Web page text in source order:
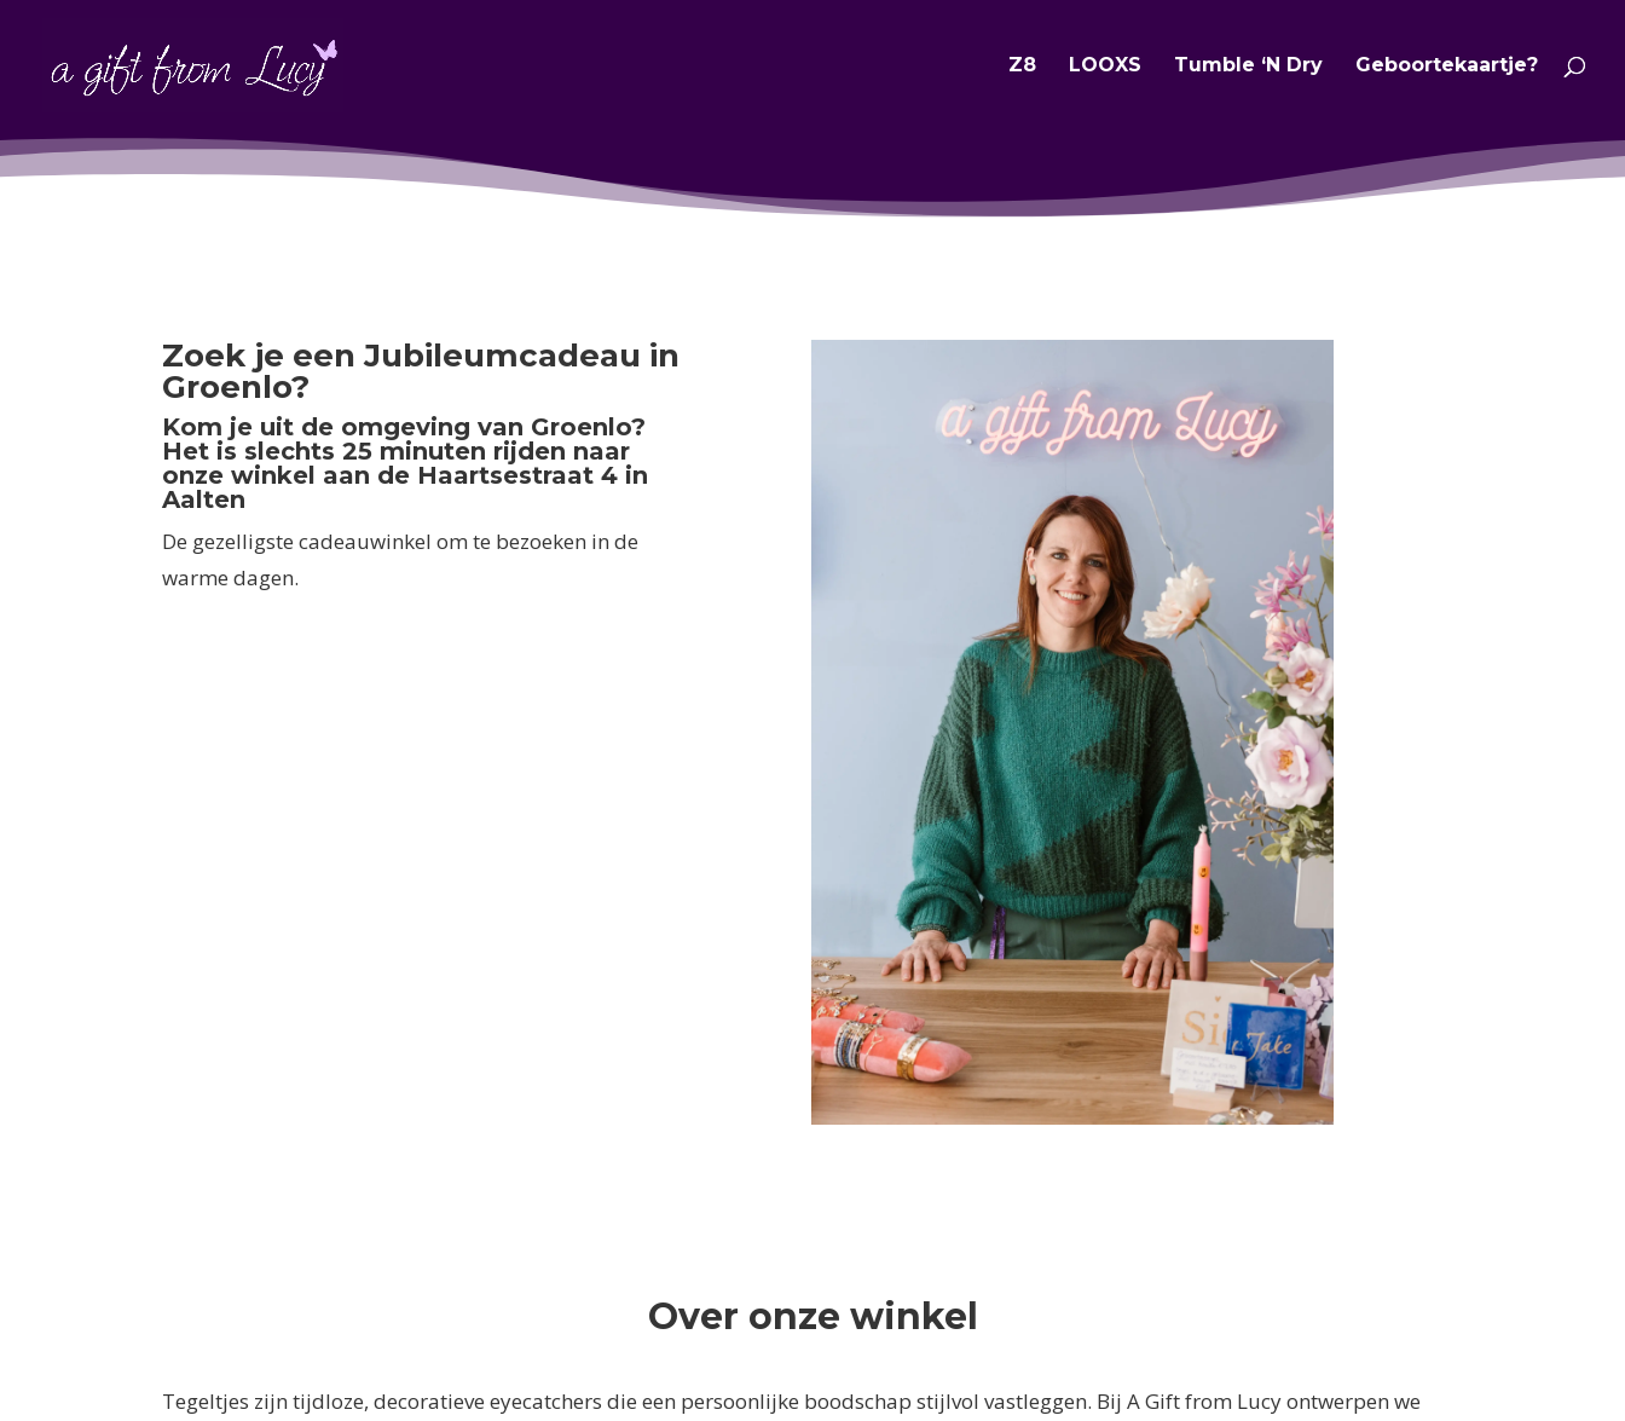
Z8 LOOXS Tumble ‘N Dry Geboortekaartje?
Zoek je een Jubileumcadeau in
Groenlo?
Kom je uit de omgeving van Groenlo?
Het is slechts 25 minuten rijden naar
onze winkel aan de Haartsestraat 4 in
Aalten
De gezelligste cadeauwinkel om te bezoeken in de
warme dagen.
Over onze winkel
Tegeltjes zijn tijdloze, decoratieve eyecatchers die een persoonlijke boodschap stijlvol vastleggen. Bij A Gift from Lucy ontwerpen we